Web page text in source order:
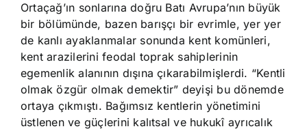
Ortaçağ’ın sonlarına doğru Batı Avrupa’nın büyük
bir bölümünde, bazen barışçı bir evrimle, yer yer
de kanlı ayaklanmalar sonunda kent komünleri,
kent arazilerini feodal toprak sahiplerinin
egemenlik alanının dışına çıkarabilmişlerdi. “Kentli
olmak özgür olmak demektir” deyişi bu dönemde
ortaya çıkmıştı. Bağımsız kentlerin yönetimini
üstlenen ve güçlerini kalıtsal ve hukukî ayrıcalık